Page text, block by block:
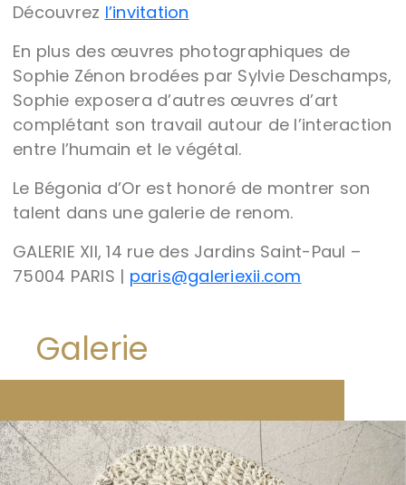
Découvrez l’invitation
En plus des œuvres photographiques de
Sophie Zénon brodées par Sylvie Deschamps,
Sophie exposera d’autres œuvres d’art
complétant son travail autour de l’interaction
entre l’humain et le végétal.
Le Bégonia d’Or est honoré de montrer son
talent dans une galerie de renom.
GALERIE XII, 14 rue des Jardins Saint-Paul –
75004 PARIS | paris@galeriexii.com
Galerie